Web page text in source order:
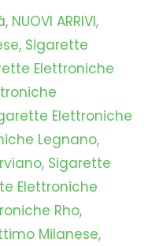
, NUOVI ARRIVI,
, Sigarette
Elettroniche
Elettroniche
Legnano,
, Sigarette
Elettroniche
Rho,
Milanese,